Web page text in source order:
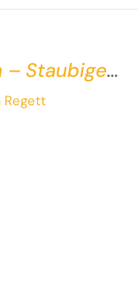
– Staubige
Regett